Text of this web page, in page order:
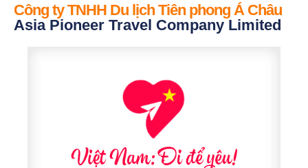
Công ty TNHH Du lịch Tiên phong Á Châu
Asia Pioneer Travel Company Limited